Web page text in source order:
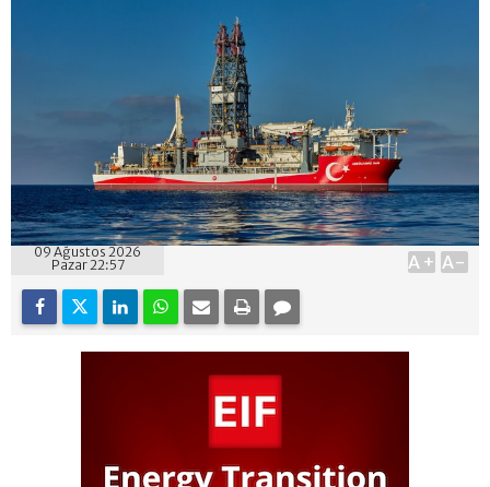
09 Ağustos 2026
Pazar 22:57
A+ A-